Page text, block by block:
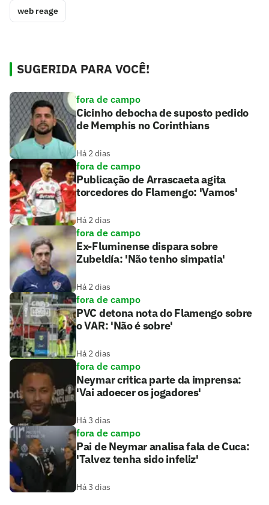
web reage
SUGERIDA PARA VOCÊ!
fora de campo
Cicinho debocha de suposto pedido
de Memphis no Corinthians
Há 2 dias
fora de campo
Publicação de Arrascaeta agita
torcedores do Flamengo: 'Vamos'
Há 2 dias
fora de campo
Ex-Fluminense dispara sobre
Zubeldía: 'Não tenho simpatia'
Há 2 dias
fora de campo
PVC detona nota do Flamengo sobre
o VAR: 'Não é sobre'
Há 2 dias
fora de campo
Neymar critica parte da imprensa:
'Vai adoecer os jogadores'
Há 3 dias
fora de campo
Pai de Neymar analisa fala de Cuca:
'Talvez tenha sido infeliz'
Há 3 dias